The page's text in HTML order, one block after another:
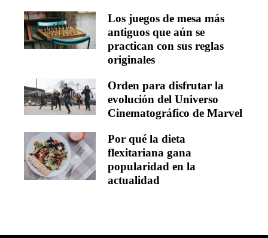
Los juegos de mesa más
antiguos que aún se
practican con sus reglas
originales
Orden para disfrutar la
evolución del Universo
Cinematográfico de Marvel
Por qué la dieta
flexitariana gana
popularidad en la
actualidad